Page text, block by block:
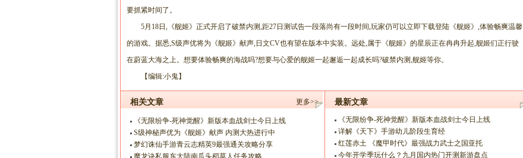
要抓紧时间了。
5月18日,《舰姬》正式开启了破禁内测,距27日测试告一段落尚有一段时间,玩家仍可以立即下载登陆《舰姬》,体验畅爽温馨
的游戏。据悉,S级声优将为《舰姬》献声,日文CV也有望在版本中实装。远处,属于《舰姬》的星辰正在冉冉升起,舰姬们正行驶
在蔚蓝大海之上。想要体验畅爽的海战吗?想要与心爱的舰姬一起邂逅一起成长吗?破禁内测,舰姬等你。
【编辑:小鬼】
相关文章 更多>>
《无限纷争-死神觉醒》新版本血战剑士今日上线
S级神秘声优为《舰姬》献声 内测大热进行中
梦幻诛仙手游青云志精英9最强通关攻略分享
魔龙诀私服东大陆南瓜头稻草人任务攻略
最新文章
《无限纷争-死神觉醒》新版本血战剑士今日上线
详解《天下》手游幼儿阶段生育经
红莲赤土 《魔甲时代》最强战力武士之国亚托
今年开学季玩什么？九月国内热门开测新游盘点